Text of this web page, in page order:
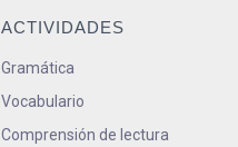
ACTIVIDADES
Gramática
Vocabulario
Comprensión de lectura